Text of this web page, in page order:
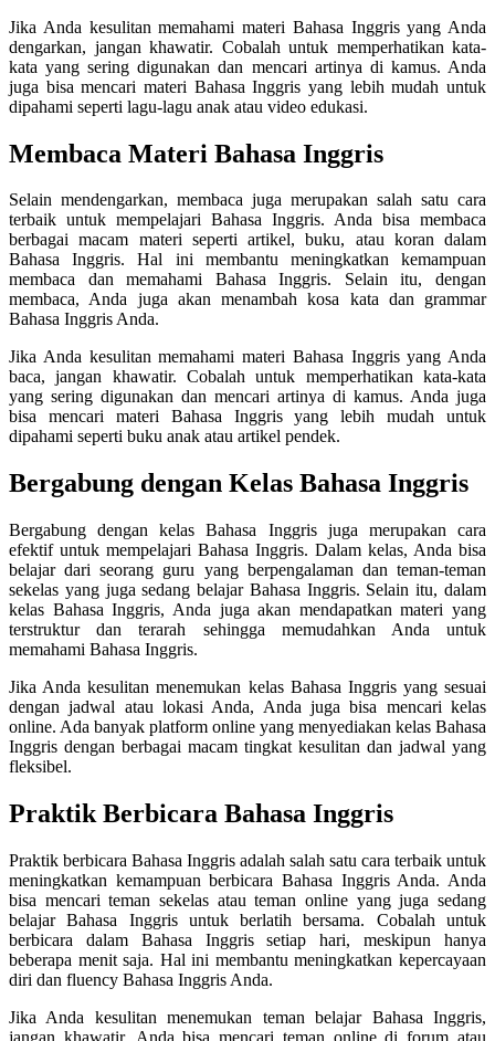
Jika Anda kesulitan memahami materi Bahasa Inggris yang Anda
dengarkan, jangan khawatir. Cobalah untuk memperhatikan kata-
kata yang sering digunakan dan mencari artinya di kamus. Anda
juga bisa mencari materi Bahasa Inggris yang lebih mudah untuk
dipahami seperti lagu-lagu anak atau video edukasi.
Membaca Materi Bahasa Inggris
Selain mendengarkan, membaca juga merupakan salah satu cara
terbaik untuk mempelajari Bahasa Inggris. Anda bisa membaca
berbagai macam materi seperti artikel, buku, atau koran dalam
Bahasa Inggris. Hal ini membantu meningkatkan kemampuan
membaca dan memahami Bahasa Inggris. Selain itu, dengan
membaca, Anda juga akan menambah kosa kata dan grammar
Bahasa Inggris Anda.
Jika Anda kesulitan memahami materi Bahasa Inggris yang Anda
baca, jangan khawatir. Cobalah untuk memperhatikan kata-kata
yang sering digunakan dan mencari artinya di kamus. Anda juga
bisa mencari materi Bahasa Inggris yang lebih mudah untuk
dipahami seperti buku anak atau artikel pendek.
Bergabung dengan Kelas Bahasa Inggris
Bergabung dengan kelas Bahasa Inggris juga merupakan cara
efektif untuk mempelajari Bahasa Inggris. Dalam kelas, Anda bisa
belajar dari seorang guru yang berpengalaman dan teman-teman
sekelas yang juga sedang belajar Bahasa Inggris. Selain itu, dalam
kelas Bahasa Inggris, Anda juga akan mendapatkan materi yang
terstruktur dan terarah sehingga memudahkan Anda untuk
memahami Bahasa Inggris.
Jika Anda kesulitan menemukan kelas Bahasa Inggris yang sesuai
dengan jadwal atau lokasi Anda, Anda juga bisa mencari kelas
online. Ada banyak platform online yang menyediakan kelas Bahasa
Inggris dengan berbagai macam tingkat kesulitan dan jadwal yang
fleksibel.
Praktik Berbicara Bahasa Inggris
Praktik berbicara Bahasa Inggris adalah salah satu cara terbaik untuk
meningkatkan kemampuan berbicara Bahasa Inggris Anda. Anda
bisa mencari teman sekelas atau teman online yang juga sedang
belajar Bahasa Inggris untuk berlatih bersama. Cobalah untuk
berbicara dalam Bahasa Inggris setiap hari, meskipun hanya
beberapa menit saja. Hal ini membantu meningkatkan kepercayaan
diri dan fluency Bahasa Inggris Anda.
Jika Anda kesulitan menemukan teman belajar Bahasa Inggris,
jangan khawatir. Anda bisa mencari teman online di forum atau